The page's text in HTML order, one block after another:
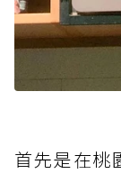
首先是在桃